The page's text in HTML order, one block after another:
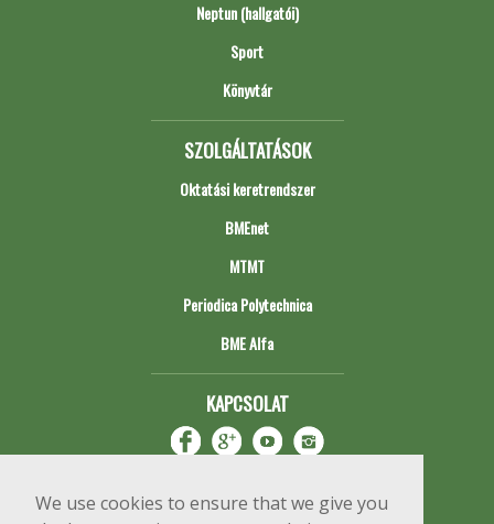
We use cookies to ensure that we give you
Neptun (hallgatói)
Sport
Könyvtár
SZOLGÁLTATÁSOK
Oktatási keretrendszer
BMEnet
MTMT
Periodica Polytechnica
BME Alfa
KAPCSOLAT